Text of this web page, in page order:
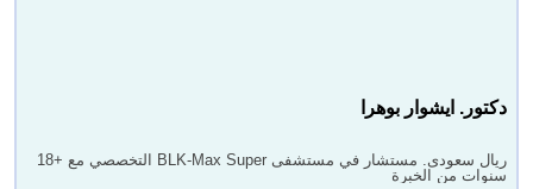
دكتور. ايشوار بوهرا
ريال سعودى. مستشار في مستشفى BLK-Max Super التخصصي مع +18
سنوات من الخبرة